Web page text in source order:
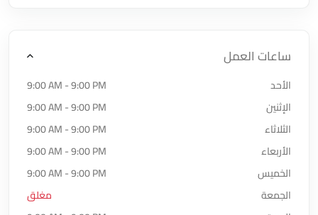
ساعات العمل
الأحد
9:00 AM - 9:00 PM
الإثنين
9:00 AM - 9:00 PM
الثلاثاء
9:00 AM - 9:00 PM
الأربعاء
9:00 AM - 9:00 PM
الخميس
9:00 AM - 9:00 PM
الجمعة
مغلق